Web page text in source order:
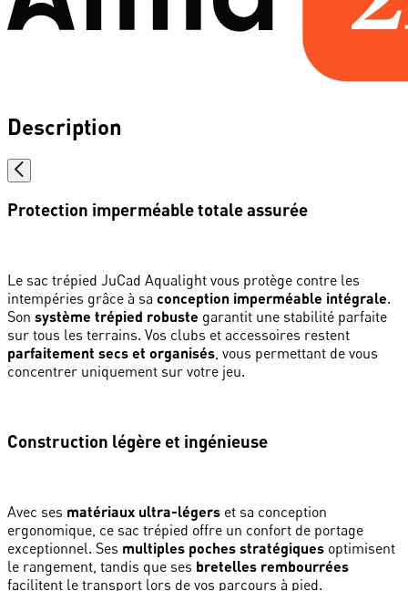
Description
Protection imperméable totale assurée
Le sac trépied JuCad Aqualight vous protège contre les
intempéries grâce à sa conception imperméable intégrale.
Son système trépied robuste garantit une stabilité parfaite
sur tous les terrains. Vos clubs et accessoires restent
parfaitement secs et organisés, vous permettant de vous
concentrer uniquement sur votre jeu.
Construction légère et ingénieuse
Avec ses matériaux ultra-légers et sa conception
ergonomique, ce sac trépied offre un confort de portage
exceptionnel. Ses multiples poches stratégiques optimisent
le rangement, tandis que ses bretelles rembourrées
facilitent le transport lors de vos parcours à pied.